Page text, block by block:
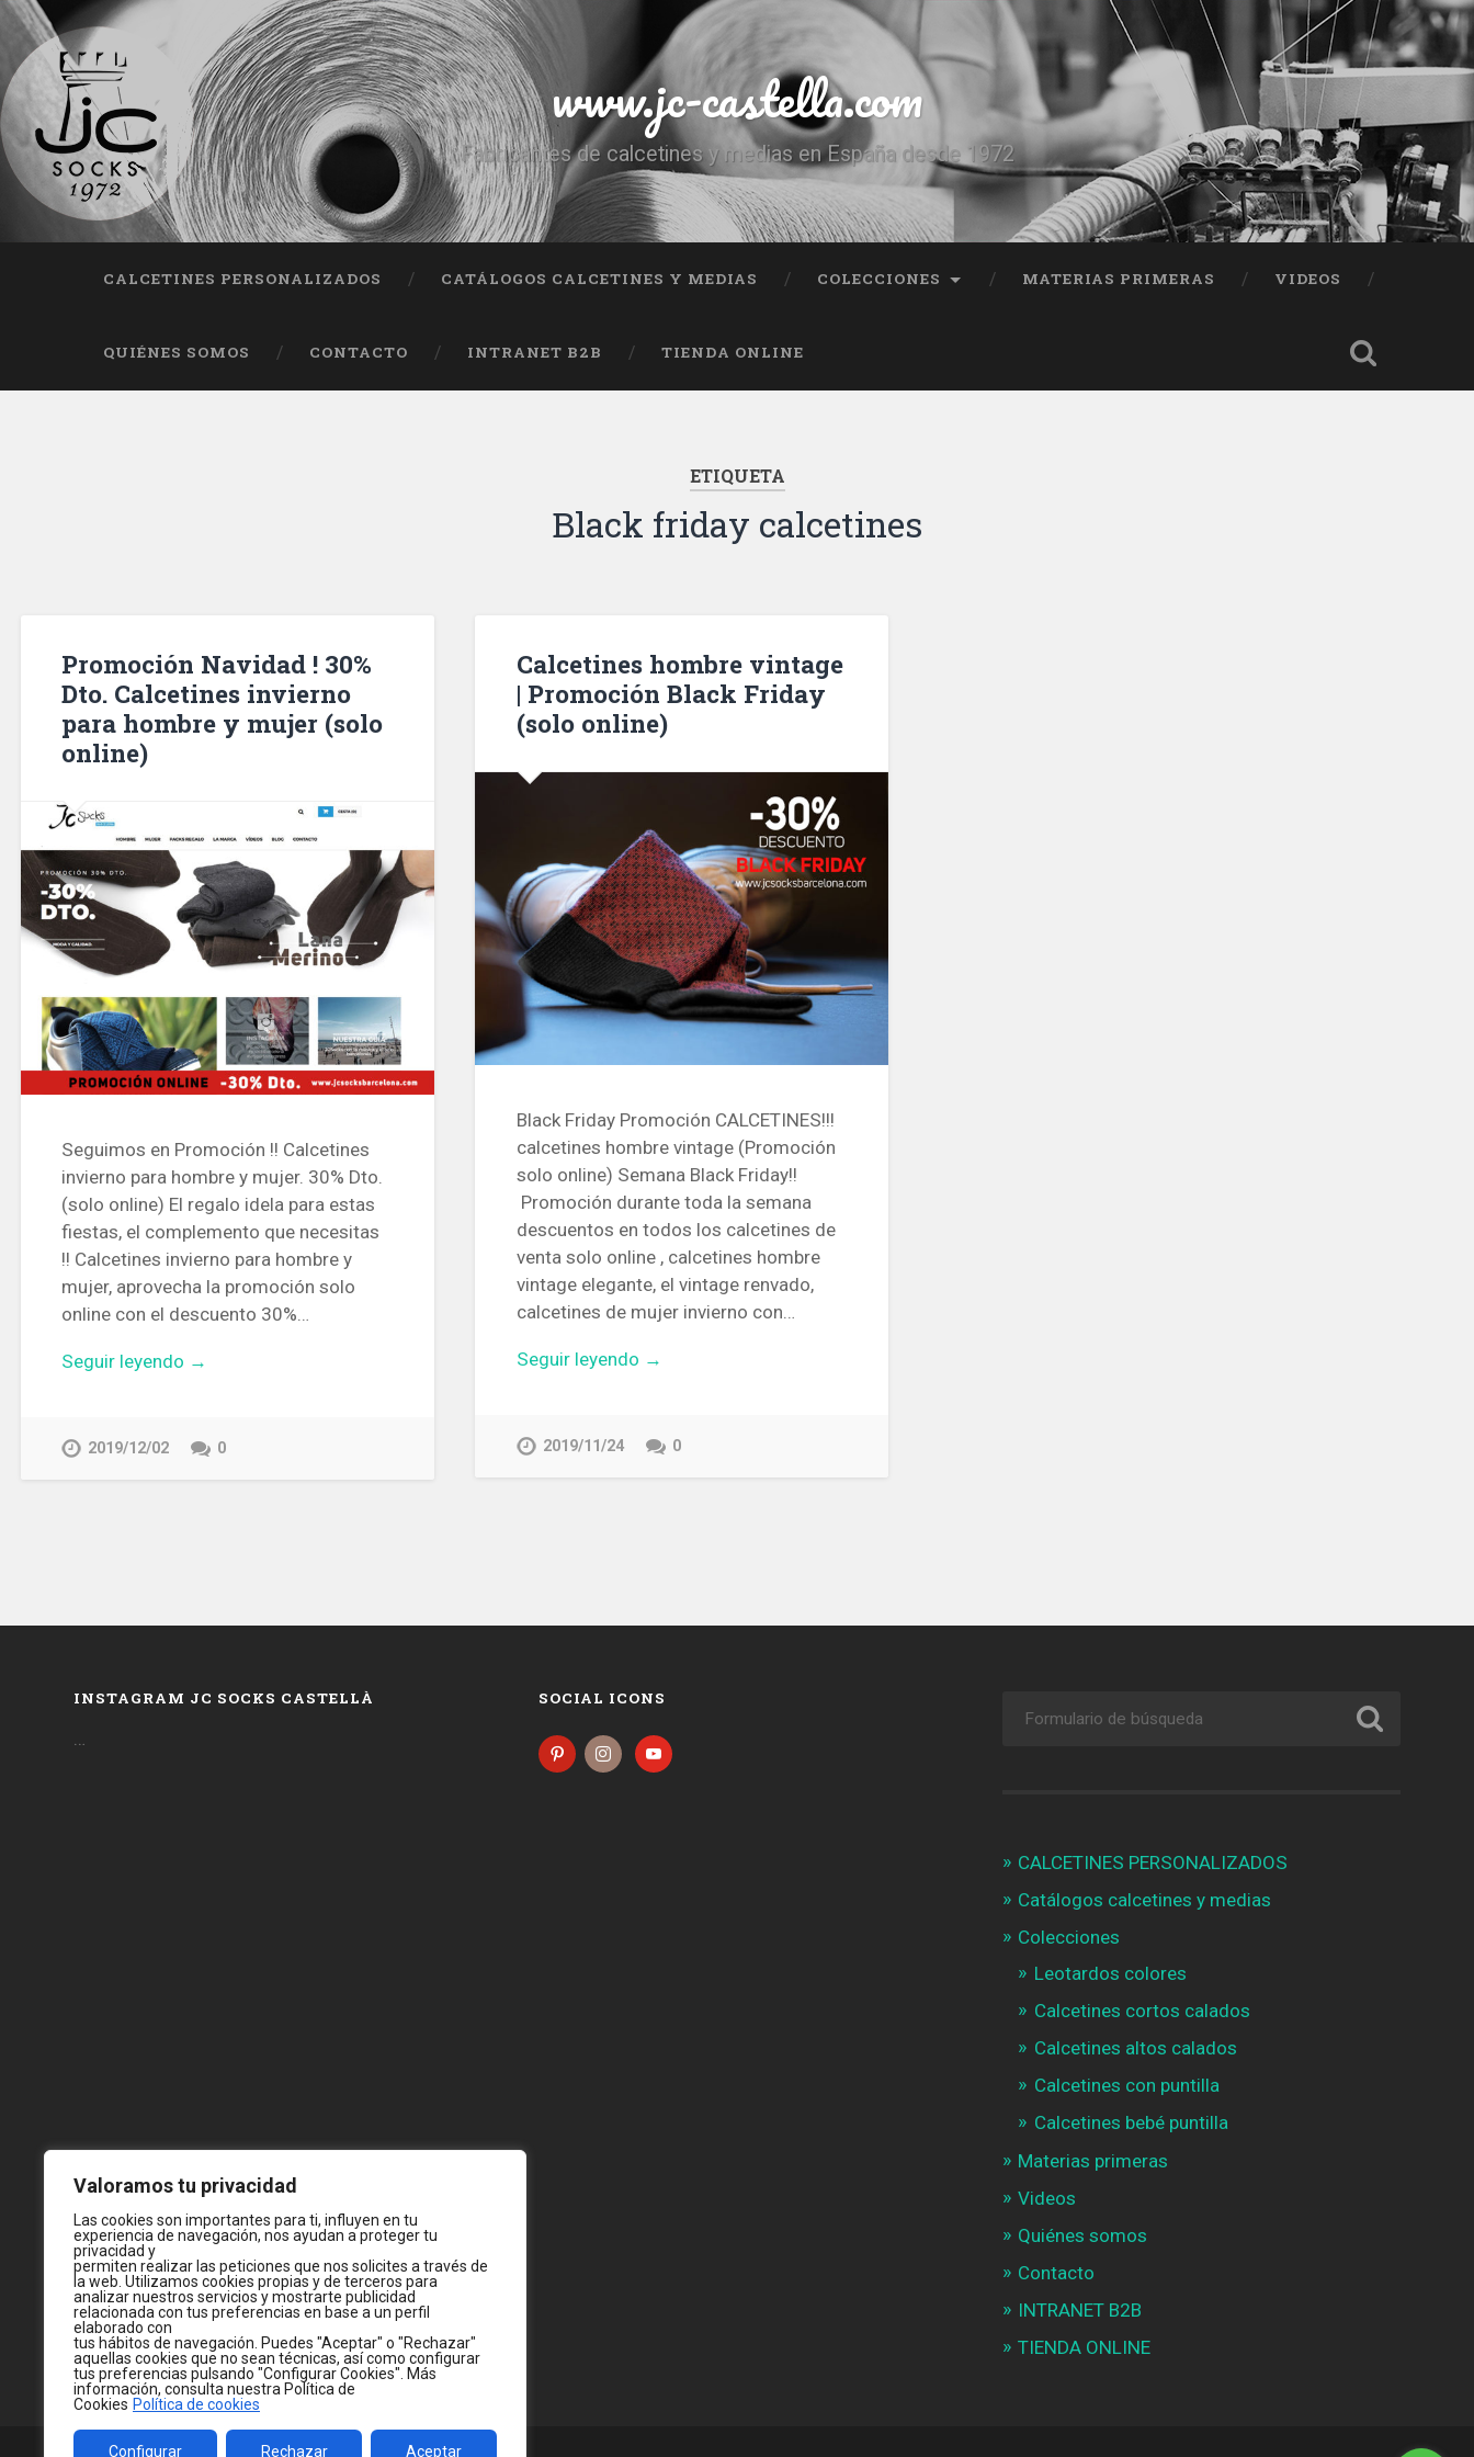
Valoramos tu privacidad
Las cookies son importantes para ti, influyen en tu
experiencia de navegación, nos ayudan a proteger tu
privacidad y
permiten realizar las peticiones que nos solicites a través de
la web. Utilizamos cookies propias y de terceros para
analizar nuestros servicios y mostrarte publicidad
relacionada con tus preferencias en base a un perfil
elaborado con
tus hábitos de navegación. Puedes "Aceptar" o "Rechazar"
aquellas cookies que no sean técnicas, así como configurar
tus preferencias pulsando "Configurar Cookies". Más
información, consulta nuestra Política de
Cookies Política de cookies
Configurar Rechazar Aceptar
www.jc-castella.com
Fabricantes de calcetines y medias en España desde 1972
CALCETINES PERSONALIZADOS CATÁLOGOS CALCETINES Y MEDIAS COLECCIONES MATERIAS PRIMERAS VIDEOS
QUIÉNES SOMOS CONTACTO INTRANET B2B TIENDA ONLINE
ETIQUETA
Black friday calcetines
Promoción Navidad ! 30%
Dto. Calcetines invierno
para hombre y mujer (solo
online)
Seguimos en Promoción !! Calcetines
invierno para hombre y mujer. 30% Dto.
(solo online) El regalo idela para estas
fiestas, el complemento que necesitas
!! Calcetines invierno para hombre y
mujer, aprovecha la promoción solo
online con el descuento 30%…
Seguir leyendo →
2019/12/02 0
Calcetines hombre vintage
| Promoción Black Friday
(solo online)
Black Friday Promoción CALCETINES!!!
calcetines hombre vintage (Promoción
solo online) Semana Black Friday!!
Promoción durante toda la semana
descuentos en todos los calcetines de
venta solo online , calcetines hombre
vintage elegante, el vintage renvado,
calcetines de mujer invierno con…
Seguir leyendo →
2019/11/24 0
INSTAGRAM JC SOCKS CASTELLÀ
…
SOCIAL ICONS
CALCETINES PERSONALIZADOS
Catálogos calcetines y medias
Colecciones
Leotardos colores
Calcetines cortos calados
Calcetines altos calados
Calcetines con puntilla
Calcetines bebé puntilla
Materias primeras
Videos
Quiénes somos
Contacto
INTRANET B2B
TIENDA ONLINE